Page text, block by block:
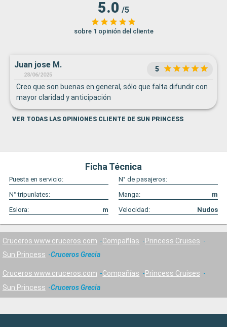
5.0 /5
sobre 1 opinión del cliente
Juan jose M.
28/06/2025
5
Creo que son buenas en general, sólo que falta difundir con
mayor claridad y anticipación
VER TODAS LAS OPINIONES CLIENTE DE SUN PRINCESS
Ficha Técnica
Puesta en servicio:
N° de pasajeros:
N° tripunlates:
Manga:
m
Eslora:
m Velocidad: Nudos
Cruceros www.cruceros.com Compañías
Princess Cruises
Sun Princess
Cruceros Grecia
Cruceros www.cruceros.com Compañías
Princess Cruises
Sun Princess
Cruceros Grecia